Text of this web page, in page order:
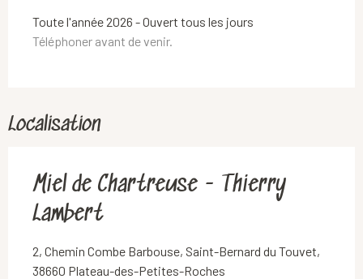
Toute l'année 2026 - Ouvert tous les jours
Téléphoner avant de venir.
Localisation
Miel de Chartreuse - Thierry
Lambert
2, Chemin Combe Barbouse, Saint-Bernard du Touvet,
38660 Plateau-des-Petites-Roches